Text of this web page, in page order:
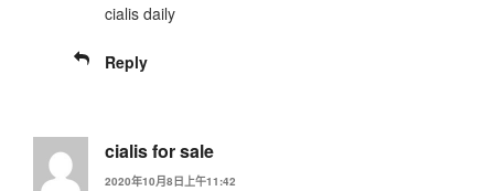
cialis daily
Reply
cialis for sale
2020年10月8日上午11:42